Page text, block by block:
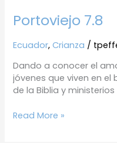
Portoviejo 7.8
Ecuador,Crianza /
Dando a conocer el
jóvenes que viven en
de la Biblia y
Read More »